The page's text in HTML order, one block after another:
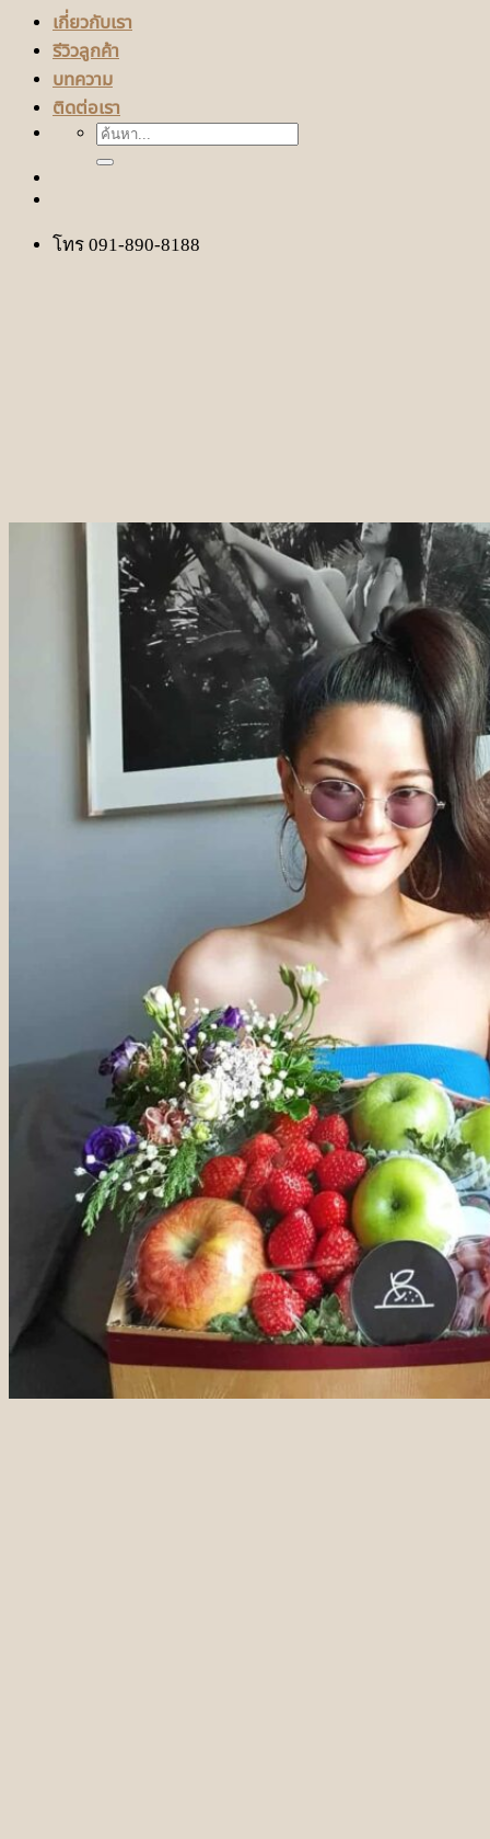
เกี่ยวกับเรา
รีวิวลูกค้า
บทความ
ติดต่อเรา
ค้นหา:
โทร 091-890-8188